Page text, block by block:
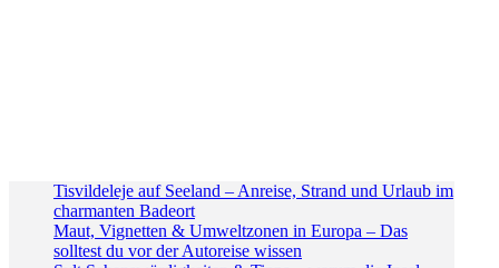
Tisvildeleje auf Seeland – Anreise, Strand und Urlaub im
charmanten Badeort
Maut, Vignetten & Umweltzonen in Europa – Das
solltest du vor der Autoreise wissen